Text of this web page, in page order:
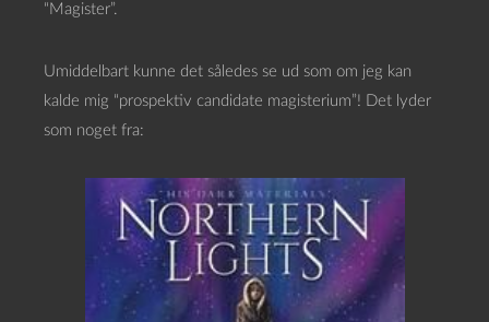
“Magister”.
Umiddelbart kunne det således se ud som om jeg kan
kalde mig “prospektiv candidate magisterium”! Det lyder
som noget fra: